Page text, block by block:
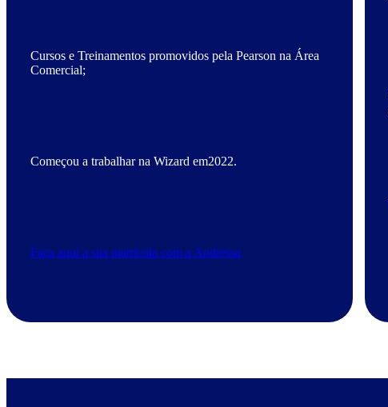
Cursos e Treinamentos promovidos pela Pearson na Área
Comercial;
Começou a trabalhar na Wizard em2022.
Faça aqui a sua matrícula com a Andressa